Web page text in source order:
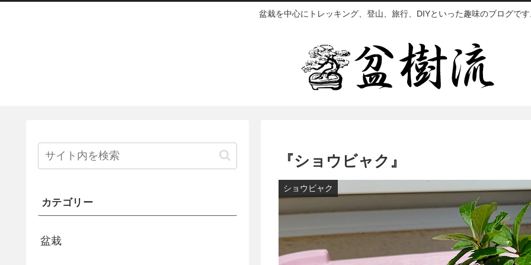
盆栽を中心にトレッキング、登山、旅行、DIYといった趣味のブログで
『ショウビャク』
ショウビャク
カテゴリー
盆栽